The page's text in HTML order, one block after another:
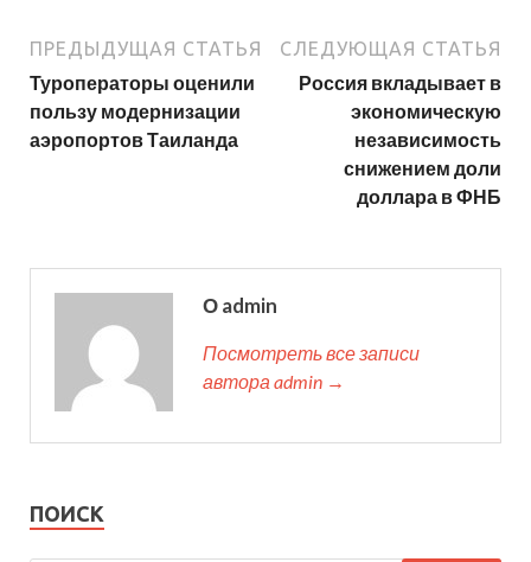
ПРЕДЫДУЩАЯ СТАТЬЯ
Туроператоры оценили
пользу модернизации
аэропортов Таиланда
СЛЕДУЮЩАЯ СТАТЬЯ
Россия вкладывает в
экономическую
независимость
снижением доли
доллара в ФНБ
О admin
Посмотреть все записи
автора admin →
ПОИСК